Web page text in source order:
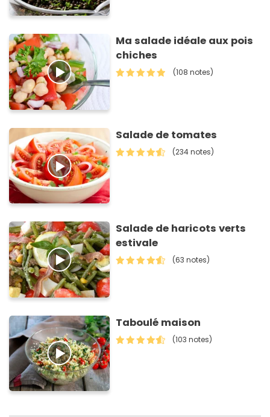
Ma salade idéale aux pois
chiches
(108 notes)
Salade de tomates
(234 notes)
Salade de haricots verts
estivale
(63 notes)
Taboulé maison
(103 notes)